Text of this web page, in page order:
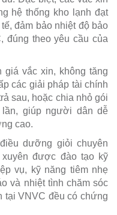
hệ thống kho lạnh đạt
đảm bảo nhiệt độ bảo
đúng theo yêu cầu của
vắc xin, không tăng
các giải pháp tài chính
sau, hoặc chia nhỏ gói
giúp người dân dễ
cao.
dưỡng giỏi chuyên
được đào tạo kỹ
vụ, kỹ năng tiêm nhẹ
và nhiệt tình chăm sóc
tại VNVC đều có chứng